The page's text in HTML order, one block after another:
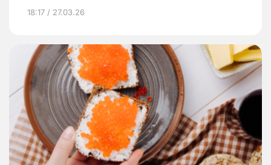
18:17 / 27.03.26